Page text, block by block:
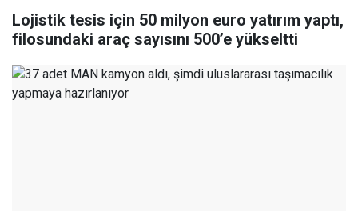
Lojistik tesis için 50 milyon euro yatırım yaptı,
filosundaki araç sayısını 500’e yükseltti